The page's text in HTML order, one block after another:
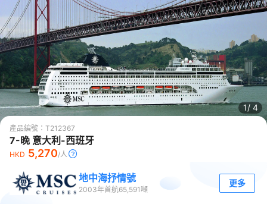
1/ 4
產品編號： T212367
7-晚 意大利-西班牙
HKD 5,270/人
地中海抒情號
2003年首航65,591 噸
更多